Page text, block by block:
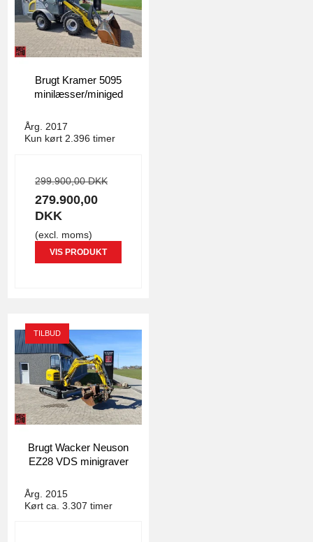
Brugt Kramer 5095
minilæsser/miniged
Årg. 2017
Kun kørt 2.396 timer
299.900,00 DKK
279.900,00
DKK
(excl. moms)
VIS PRODUKT
TILBUD
Brugt Wacker Neuson
EZ28 VDS minigraver
Årg. 2015
Kørt ca. 3.307 timer